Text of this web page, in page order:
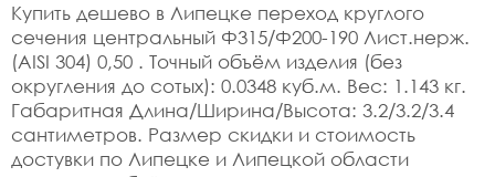
Купить дешево в Липецке переход круглого
сечения центральный Ф315/Ф200-190 Лист.нерж.
(AISI 304) 0,50 . Точный объём изделия (без
округления до сотых): 0.0348 куб.м. Вес: 1.143 кг.
Габаритная Длина/Ширина/Высота: 3.2/3.2/3.4
сантиметров. Размер скидки и стоимость
достувки по Липецке и Липецкой области